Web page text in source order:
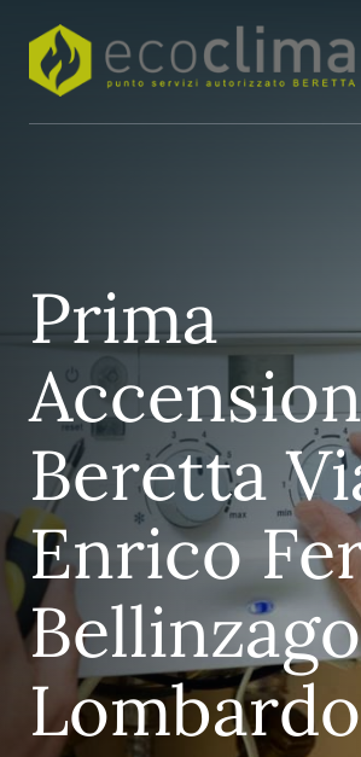
contenuto
Prima
Beretta
Enrico
Bellinzago
Lombardo